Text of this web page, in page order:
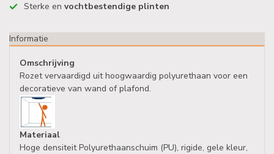
Sterke en vochtbestendige plinten
Informatie
Omschrijving
Rozet vervaardigd uit hoogwaardig polyurethaan voor een
decoratieve van wand of plafond.
Materiaal
Hoge densiteit Polyurethaanschuim (PU), rigide, gele kleur,